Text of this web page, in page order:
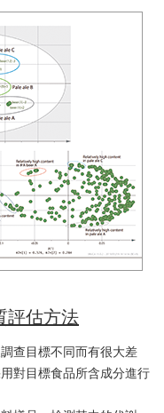
評估方法
查目標不同而有很大差
對目標食品所含成分進行